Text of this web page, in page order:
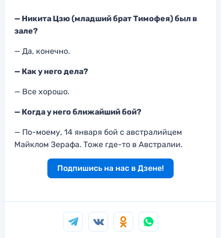
— Никита Цзю (младший брат Тимофея) был в
зале?
— Да, конечно.
— Как у него дела?
— Все хорошо.
— Когда у него ближайший бой?
— По-моему, 14 января бой с австралийцем
Майклом Зерафа. Тоже где-то в Австралии.
Подпишись на нас в Дзене!